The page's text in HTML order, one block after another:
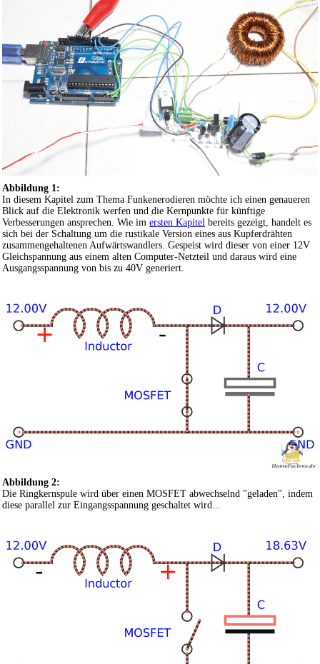
Abbildung 1:
In diesem Kapitel zum Thema Funkenerodieren möchte ich einen genaueren
Blick auf die Elektronik werfen und die Kernpunkte für künftige
Verbesserungen ansprechen. Wie im ersten Kapitel bereits gezeigt, handelt es
sich bei der Schaltung um die rustikale Version eines aus Kupferdrähten
zusammengehaltenen Aufwärtswandlers. Gespeist wird dieser von einer 12V
Gleichspannung aus einem alten Computer-Netzteil und daraus wird eine
Ausgangsspannung von bis zu 40V generiert.
Abbildung 2:
Die Ringkernspule wird über einen MOSFET abwechselnd "geladen", indem
diese parallel zur Eingangsspannung geschaltet wird...